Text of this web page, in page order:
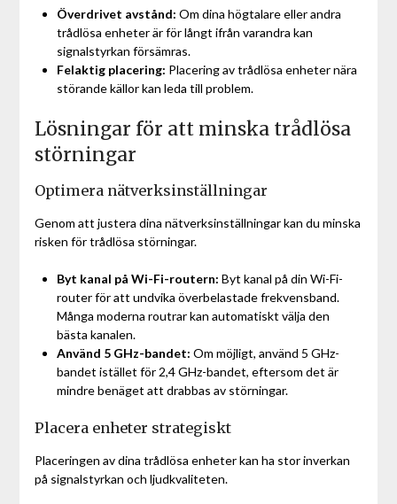
Överdrivet avstånd: Om dina högtalare eller andra
trådlösa enheter är för långt ifrån varandra kan
signalstyrkan försämras.
Felaktig placering: Placering av trådlösa enheter nära
störande källor kan leda till problem.
Lösningar för att minska trådlösa
störningar
Optimera nätverksinställningar
Genom att justera dina nätverksinställningar kan du minska
risken för trådlösa störningar.
Byt kanal på Wi-Fi-routern: Byt kanal på din Wi-Fi-
router för att undvika överbelastade frekvensband.
Många moderna routrar kan automatiskt välja den
bästa kanalen.
Använd 5 GHz-bandet: Om möjligt, använd 5 GHz-
bandet istället för 2,4 GHz-bandet, eftersom det är
mindre benäget att drabbas av störningar.
Placera enheter strategiskt
Placeringen av dina trådlösa enheter kan ha stor inverkan
på signalstyrkan och ljudkvaliteten.